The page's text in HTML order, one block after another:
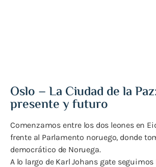
Oslo – La Ciudad de la
presente y futuro
Comenzamos entre los dos leones en
frente al Parlamento noruego, donde
democrático de Noruega.
A lo largo de Karl Johans gate